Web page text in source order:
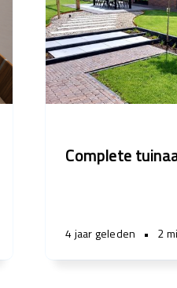
Complete
4 jaar geleden • 2